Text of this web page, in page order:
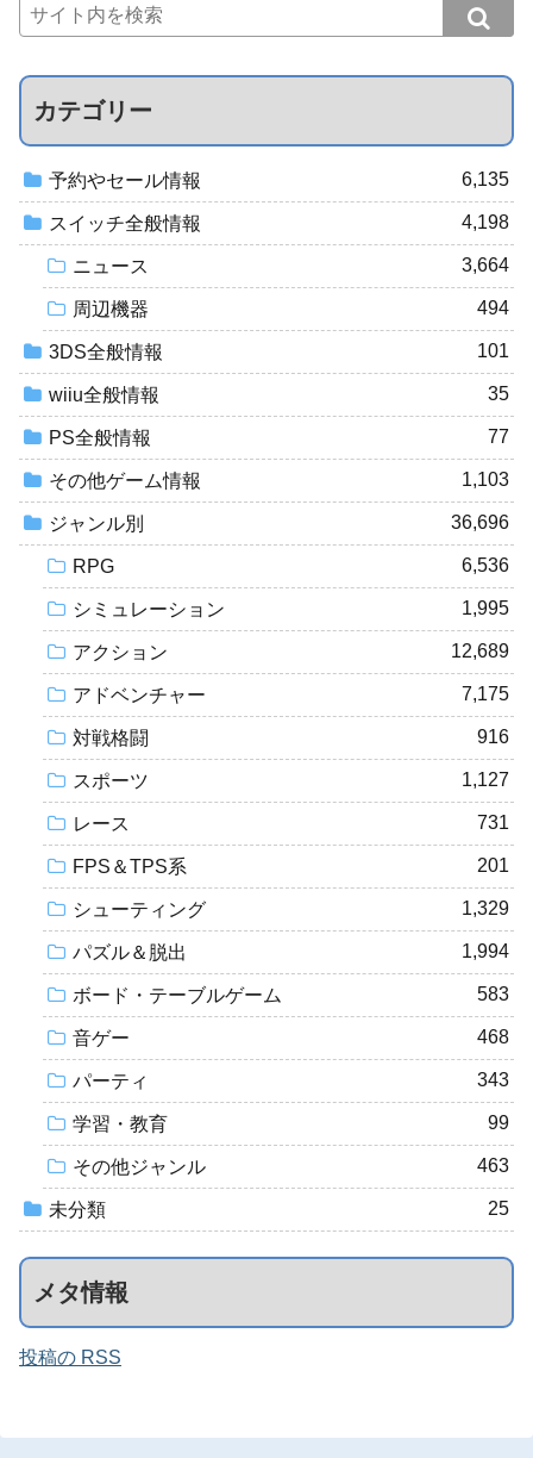
カテゴリー
予約やセール情報 6,135
スイッチ全般情報 4,198
ニュース 3,664
周辺機器 494
3DS全般情報 101
wiiu全般情報 35
PS全般情報 77
その他ゲーム情報 1,103
ジャンル別 36,696
RPG 6,536
シミュレーション 1,995
アクション 12,689
アドベンチャー 7,175
対戦格闘 916
スポーツ 1,127
レース 731
FPS＆TPS系 201
シューティング 1,329
パズル＆脱出 1,994
ボード・テーブルゲーム 583
音ゲー 468
パーティ 343
学習・教育 99
その他ジャンル 463
未分類 25
メタ情報
投稿の RSS